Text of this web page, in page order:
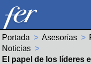
Portada Asesorías
Noticias
Actual:
El papel de los líderes en la